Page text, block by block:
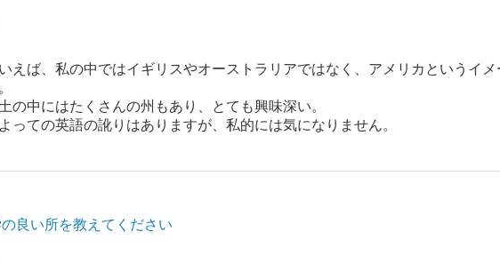
えば、私の中ではイギリスやオーストラリアではなく、アメリカというイ
の中にはたくさんの州もあり、とても興味深い。
っての英語の訛りはありますが、私的には気になりません。
良い所を教えてください